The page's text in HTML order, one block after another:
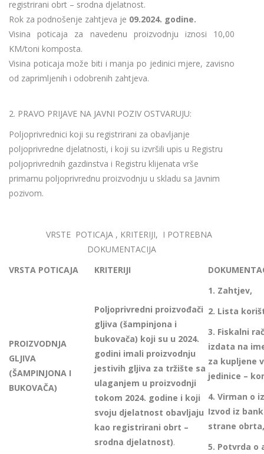
registrirani obrt – srodna djelatnost.
Rok za podnošenje zahtjeva je 09.2024. godine.
Visina poticaja za navedenu proizvodnju iznosi 10,00
KM/toni komposta.
Visina poticaja može biti i manja po jedinici mjere, zavisno
od zaprimljenih i odobrenih zahtjeva.
2. PRAVO PRIJAVE NA JAVNI POZIV OSTVARUJU:
Poljoprivrednici koji su registrirani za obavljanje
poljoprivredne djelatnosti, i koji su izvršili upis u Registru
poljoprivrednih gazdinstva i Registru klijenata vrše
primarnu poljoprivrednu proizvodnju u skladu sa Javnim
pozivom.
VRSTE POTICAJA , KRITERIJI, I POTREBNA
DOKUMENTACIJA
VRSTA POTICAJA
KRITERIJI
PROIZVODNJA
GLJIVA
(ŠAMPINJONA I
BUKOVAČA)
Poljoprivredni proizvođači
gljiva (šampinjona i
bukovača) koji su u 2024.
godini imali proizvodnju
jestivih gljiva za tržište sa
ulaganjem u proizvodnji
tokom 2024. godine i koji
svoju djelatnost obavljaju
kao registrirani obrt –
srodna djelatnost).
1. Zahtjev,
2. Lista
3. Fiskalni
izdata na
za kupljene
jedinice –
4. Virman o
Izvod iz
strane obrta,
5. Potvrda o